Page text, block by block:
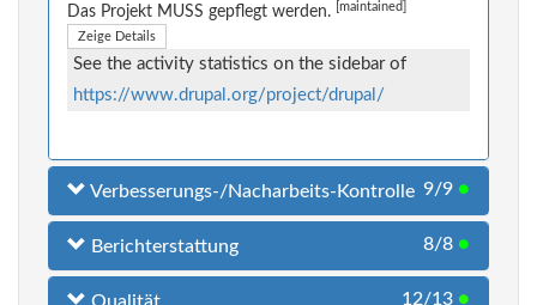
Das Projekt MUSS gepflegt werden. [maintained]
Zeige Details
See the activity statistics on the sidebar of
https://www.drupal.org/project/drupal/
Verbesserungs-/Nacharbeits-Kontrolle 9/9 ●
Berichterstattung 8/8 ●
12/13 ●